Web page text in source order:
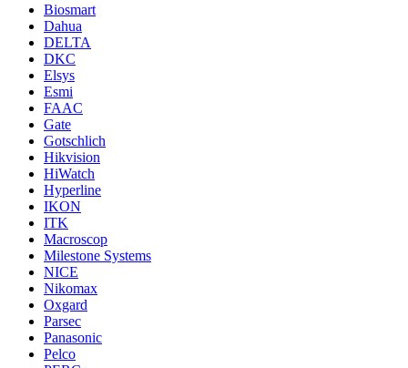
Biosmart
Dahua
DELTA
DKC
Elsys
Esmi
FAAC
Gate
Gotschlich
Hikvision
HiWatch
Hyperline
IKON
ITK
Macroscop
Milestone Systems
NICE
Nikomax
Oxgard
Parsec
Panasonic
Pelco